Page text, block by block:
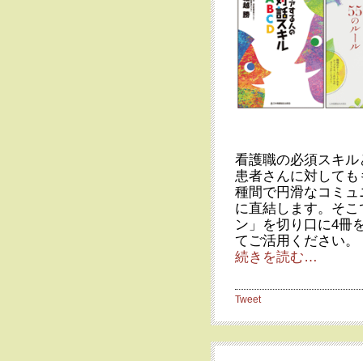
看護職の必須スキル
患者さんに対して
種間で円滑なコミ
に直結します。そ
ン」を切り口に4冊
てご活用ください。
続きを読む…
Tweet